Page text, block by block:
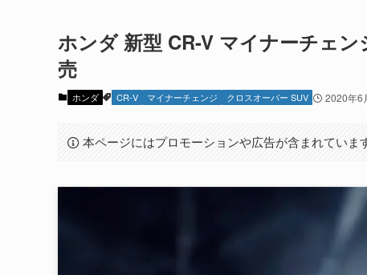
ホンダ 新型 CR-V マイナーチェ
売
ホンダ CR-V マイナーチェンジ クロスオーバー SUV 2020年6
本ページにはプロモーションや広告が含まれています